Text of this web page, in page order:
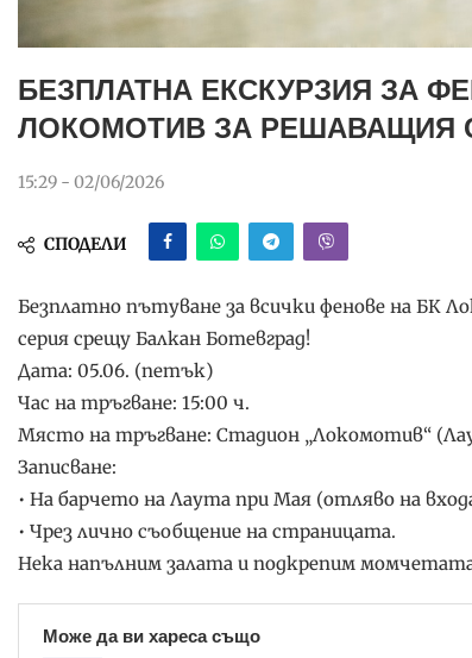
БЕЗПЛАТНА ЕКСКУРЗИЯ ЗА
ЛОКОМОТИВ ЗА РЕШАВАЩИЯ
15:29 - 02/06/2026
СПОДЕЛИ
Безплатно пътуване за всички фенове на БК
серия срещу Балкан Ботевград!
Дата: 05.06. (петък)
Час на тръгване: 15:00 ч.
Място на тръгване: Стадион „Локомотив“
Записване:
• На барчето на Лаута при Мая (отляво на
• Чрез лично съобщение на страницата.
Нека напълним залата и подкрепим
Може да ви хареса също